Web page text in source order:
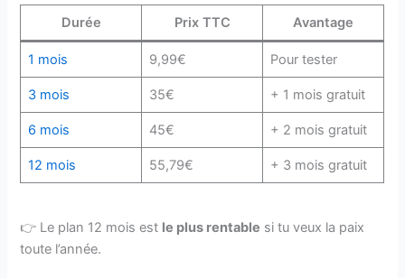
Durée Prix TTC Avantage
1 mois 9,99€ Pour tester
3 mois 35€ + 1 mois gratuit
6 mois 45€ + 2 mois gratuit
12 mois 55,79€ + 3 mois gratuit
👉 Le plan 12 mois est le plus rentable si tu veux la paix
toute l’année.